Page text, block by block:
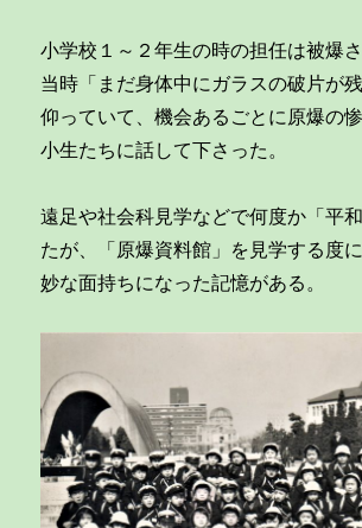
小学校１～２年生の時の担任は被爆さ
当時「まだ身体中にガラスの破片が
仰っていて、機会あるごとに原爆の
小生たちに話して下さった。
遠足や社会科見学などで何度か「平
たが、「原爆資料館」を見学する度
妙な面持ちになった記憶がある。